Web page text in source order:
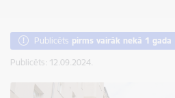
Publicēts pirms vairāk nekā 1 gada
Publicēts: 12.09.2024.